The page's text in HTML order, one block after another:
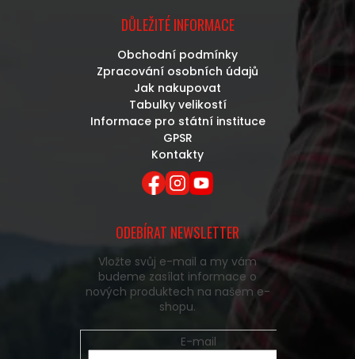
DŮLEŽITÉ INFORMACE
Obchodní podmínky
Zpracování osobních údajů
Jak nakupovat
Tabulky velikostí
Informace pro státní instituce
GPSR
Kontakty
ODEBÍRAT NEWSLETTER
Vložte svůj e-mail a my vám
budeme zasílat informace o
nových produktech na našem e-
shopu.
E-mail